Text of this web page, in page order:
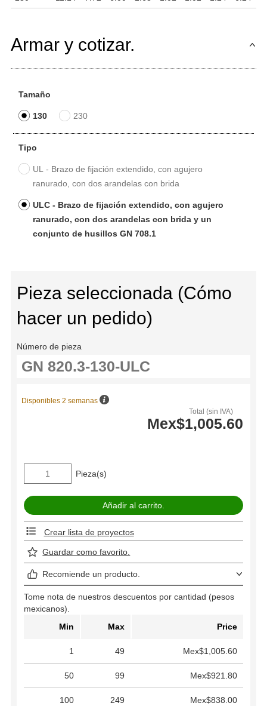
Armar y cotizar.
Tamaño
130 230
Tipo
UL - Brazo de fijación extendido, con agujero
ranurado, con dos arandelas con brida
ULC - Brazo de fijación extendido, con agujero
ranurado, con dos arandelas con brida y un
conjunto de husillos GN 708.1
Pieza seleccionada (Cómo
hacer un pedido)
Número de pieza
Total (sin IVA)
Mex$1,005.60
Disponibles 2 semanas
Pieza(s)
Crear lista de proyectos
Guardar como favorito.
Recomiende un producto.
Tome nota de nuestros descuentos por cantidad (pesos
mexicanos).
Min
Max Price
1 49 Mex$1,005.60
50 99 Mex$921.80
100 249 Mex$838.00